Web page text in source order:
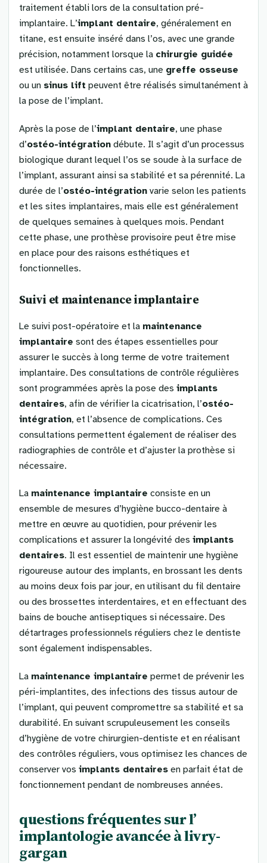
traitement établi lors de la consultation pré-
implantaire. L’implant dentaire, généralement en
titane, est ensuite inséré dans l’os, avec une grande
précision, notamment lorsque la chirurgie guidée
est utilisée. Dans certains cas, une greffe osseuse
ou un sinus lift peuvent être réalisés simultanément à
la pose de l’implant.
Après la pose de l’implant dentaire, une phase
d’ostéo-intégration débute. Il s’agit d’un processus
biologique durant lequel l’os se soude à la surface de
l’implant, assurant ainsi sa stabilité et sa pérennité. La
durée de l’ostéo-intégration varie selon les patients
et les sites implantaires, mais elle est généralement
de quelques semaines à quelques mois. Pendant
cette phase, une prothèse provisoire peut être mise
en place pour des raisons esthétiques et
fonctionnelles.
Suivi etmaintenance implantaire
Le suivi post-opératoire et la maintenance
implantaire sont des étapes essentielles pour
assurer le succès à long terme de votre traitement
implantaire. Des consultations de contrôle régulières
sont programmées après la pose des implants
dentaires, afin de vérifier la cicatrisation, l’ostéo-
intégration, et l’absence de complications. Ces
consultations permettent également de réaliser des
radiographies de contrôle et d’ajuster la prothèse si
nécessaire.
La maintenance implantaire consiste en un
ensemble de mesures d’hygiène bucco-dentaire à
mettre en œuvre au quotidien, pour prévenir les
complications et assurer la longévité des implants
dentaires. Il est essentiel de maintenir une hygiène
rigoureuse autour des implants, en brossant les dents
au moins deux fois par jour, en utilisant du fil dentaire
ou des brossettes interdentaires, et en effectuant des
bains de bouche antiseptiques si nécessaire. Des
détartrages professionnels réguliers chez le dentiste
sont également indispensables.
La maintenance implantaire permet de prévenir les
péri-implantites, des infections des tissus autour de
l’implant, qui peuvent compromettre sa stabilité et sa
durabilité. En suivant scrupuleusement les conseils
d’hygiène de votre chirurgien-dentiste et en réalisant
des contrôles réguliers, vous optimisez les chances de
conserver vos implants dentaires en parfait état de
fonctionnement pendant de nombreuses années.
questions fréquentes sur l’
implantologie avancée à livry-
gargan